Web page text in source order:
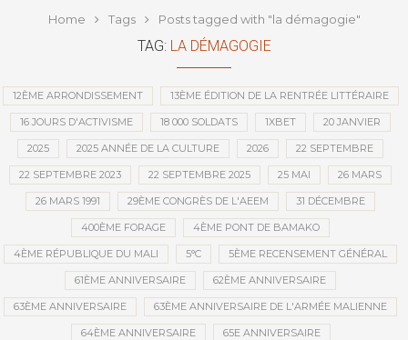
Home Tags Posts tagged with "la démagogie"
TAG: LA DÉMAGOGIE
12ÈME ARRONDISSEMENT 13ÈME ÉDITION DE LA RENTRÉE LITTÉRAIRE
16 JOURS D'ACTIVISME 18 000 SOLDATS 1XBET 20 JANVIER
2025 2025 ANNÉE DE LA CULTURE 2026 22 SEPTEMBRE
22 SEPTEMBRE 2023 22 SEPTEMBRE 2025 25 MAI 26 MARS
26 MARS 1991 29ÈME CONGRÈS DE L'AEEM 31 DÉCEMBRE
400ÈME FORAGE 4ÈME PONT DE BAMAKO
4ÈME RÉPUBLIQUE DU MALI 5°C 5ÈME RECENSEMENT GÉNÉRAL
61ÈME ANNIVERSAIRE 62ÈME ANNIVERSAIRE
63ÈME ANNIVERSAIRE 63ÈME ANNIVERSAIRE DE L'ARMÉE MALIENNE
64ÈME ANNIVERSAIRE 65E ANNIVERSAIRE